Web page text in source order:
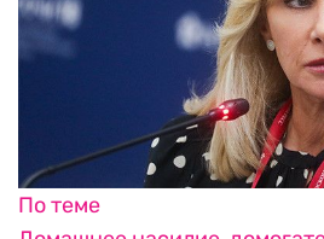
По теме